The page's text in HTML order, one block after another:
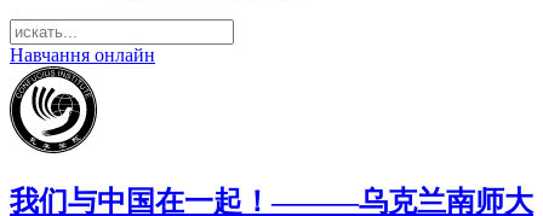
Навчання онлайн
我们与中国在一起！———乌克兰南师大